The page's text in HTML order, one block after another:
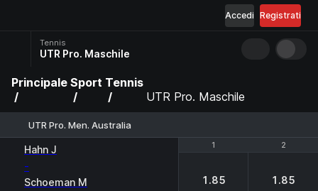
Registrati
Accedi
Tennis
UTR Pro. Maschile
Principale Sport Tennis
UTR Pro. Maschile
UTR Pro. Men. Australia
1 2
Hahn J
-
Schoeman M
1 2
1.85 1.85